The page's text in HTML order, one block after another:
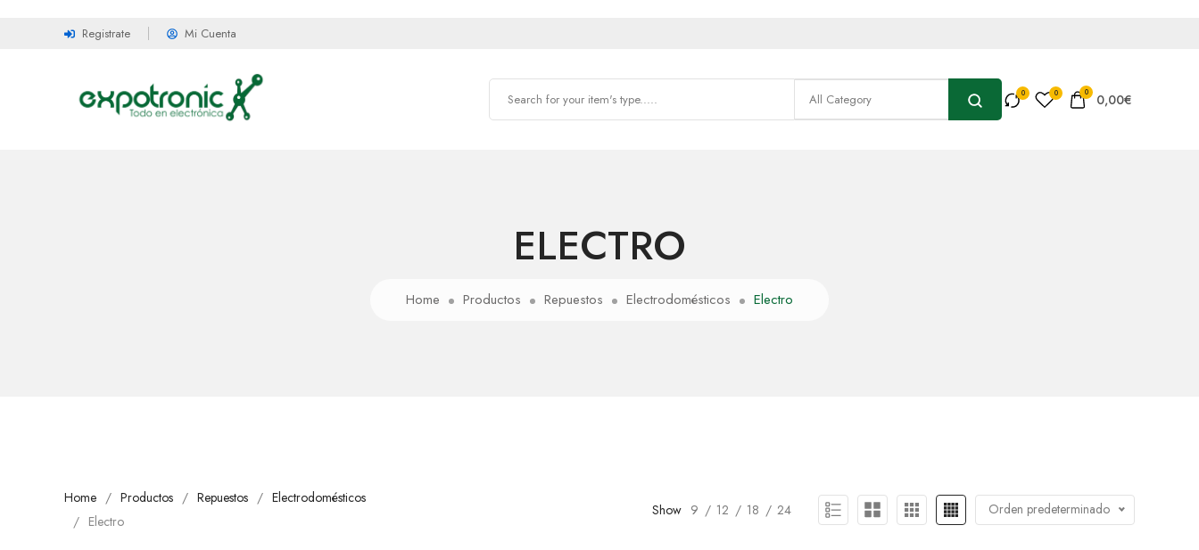
Registrate Mi Cuenta
0 0,00€
ELECTRO
Home Productos Repuestos Electrodomésticos Electro
Home Productos Repuestos
Electrodomésticos
Electro
Show 9 12 18 24 Orden predeterminado